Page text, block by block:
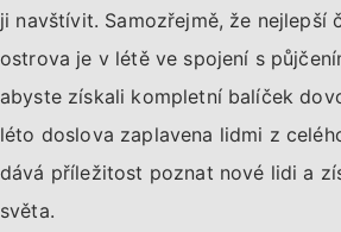
ji navštívit. Samozřejmě, že nejlepší
ostrova je v létě ve spojení s
abyste získali kompletní balíček
léto doslova zaplavena lidmi z
dává příležitost poznat nové lidi a
světa.